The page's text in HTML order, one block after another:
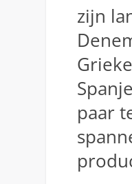
zijn
paar